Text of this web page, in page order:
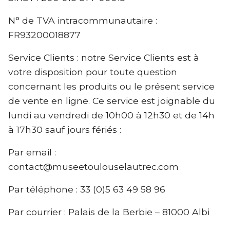
N° de TVA intracommunautaire :
FR93200018877
Service Clients : notre Service Clients est à
votre disposition pour toute question
concernant les produits ou le présent service
de vente en ligne. Ce service est joignable du
lundi au vendredi de 10h00 à 12h30 et de 14h
à 17h30 sauf jours fériés :
Par email :
contact@museetoulouselautrec.com
Par téléphone : 33 (0)5 63 49 58 96
Par courrier : Palais de la Berbie – 81000 Albi